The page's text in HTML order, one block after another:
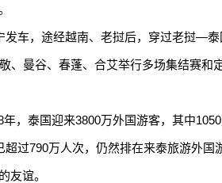
车，途经越南、老挝后，穿过老挝—泰
、曼谷、春蓬、合艾举行多场集结赛和
泰国迎来3800万外国游客，其中
超过790万人次，仍然排在来泰旅游外国
友谊。